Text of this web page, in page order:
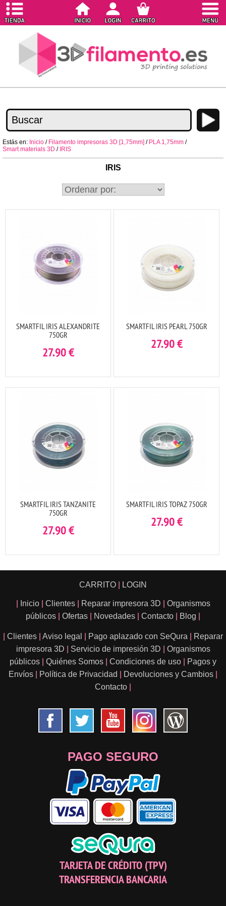
Estás en: Inicio / Filamento impresoras 3D [1,75mm] / PLA 1,75mm /
Smart materials 3D / IRIS
IRIS
SMARTFIL IRIS ALEXANDRITE
750GR
27.90€
SMARTFIL IRIS PEARL 750GR
27.90€
SMARTFIL IRIS TANZANITE
750GR
27.90€
SMARTFIL IRIS TOPAZ 750GR
27.90€
CARRITO LOGIN
Inicio Clientes Reparar impresora 3D
Organismos
públicos
Ofertas Novedades Contacto Blog
Clientes Aviso legal Pago aplazado con SeQura
Reparar
impresora 3D
Servicio de impresión 3D
Organismos
públicos
Quiénes Somos Condiciones de uso
Pagos y
Envíos
Política de Privacidad Devoluciones y Cambios
Contacto
PAGO SEGURO
TARJETA DE CRÉDITO (TPV)
TRANSFERENCIA BANCARIA